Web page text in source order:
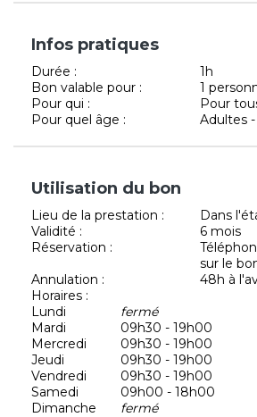
Infos pratiques
Durée :
1h
Bon valable pour :
1
Pour qui :
Pour
Pour quel âge :
Adultes
Utilisation du bon
Lieu de la prestation :
Dans
Validité :
6 mois
Réservation :
sur le
Annulation :
48h à
Horaires :
Lundi
fermé
Mardi
09h30 - 19h00
Mercredi
09h30 - 19h00
Jeudi
09h30 - 19h00
Vendredi
09h30 - 19h00
Samedi
09h00 - 18h00
Dimanche
fermé